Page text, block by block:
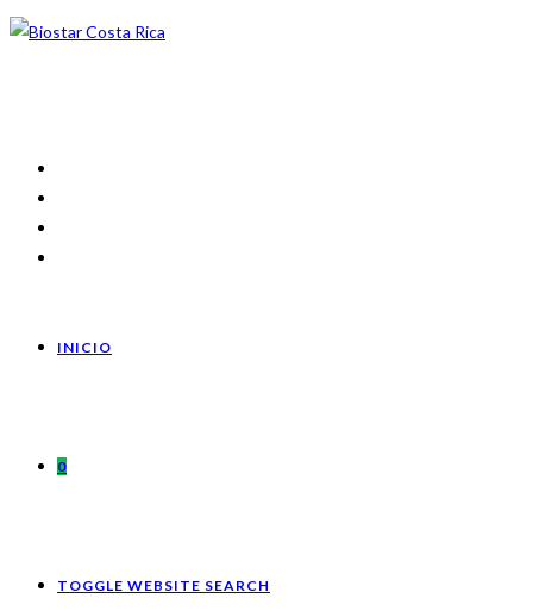
INICIO
0
TOGGLE WEBSITE SEARCH